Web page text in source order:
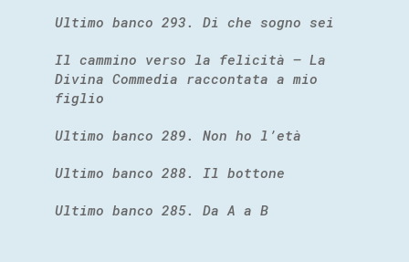
Ultimo banco 293. Di che sogno sei
Il cammino verso la felicità – La
Divina Commedia raccontata a mio
figlio
Ultimo banco 289. Non ho l’età
Ultimo banco 288. Il bottone
Ultimo banco 285. Da A a B